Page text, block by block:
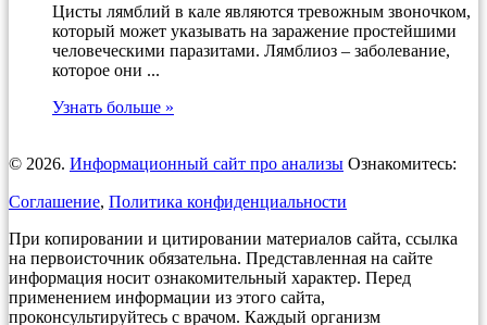
Цисты лямблий в кале являются тревожным звоночком,
который может указывать на заражение простейшими
человеческими паразитами. Лямблиоз – заболевание,
которое они ...
Узнать больше »
© 2026. Информационный сайт про анализы Ознакомитесь:
Соглашение, Политика конфиденциальности
При копировании и цитировании материалов сайта, ссылка
на первоисточник обязательна. Представленная на сайте
информация носит ознакомительный характер. Перед
применением информации из этого сайта,
проконсультируйтесь с врачом. Каждый организм